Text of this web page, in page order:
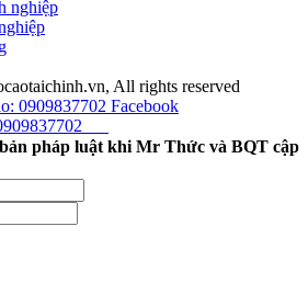
nghiệp
All rights reserved
0909837702 Facebook
pháp luật khi Mr Thức và BQT cập